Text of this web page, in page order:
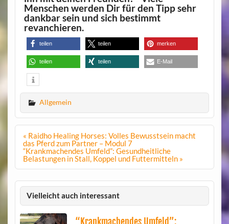
Menschen werden Dir für den Tipp sehr
dankbar sein und sich bestimmt
revanchieren.
teilen teilen merken
teilen teilen E-Mail
Allgemein
Beitragsnavigation
« Raidho Healing Horses: Volles Bewusstsein macht
das Pferd zum Partner – Modul 7
“Krankmachendes Umfeld”: Gesundheitliche
Belastungen in Stall, Koppel und Futtermitteln »
Vielleicht auch interessant
“Krankmachendes Umfeld”: